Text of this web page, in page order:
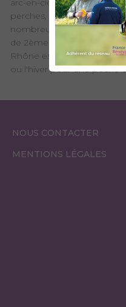
arc-en-ciel, brochets,
perches, ombres, carpes,
nombreuses espèces. Le
de 2ème catégorie du
Rhône est souvent haute
ou l'hiver pour une pêche
NOUS CONTACTER
MENTIONS LÉGALES